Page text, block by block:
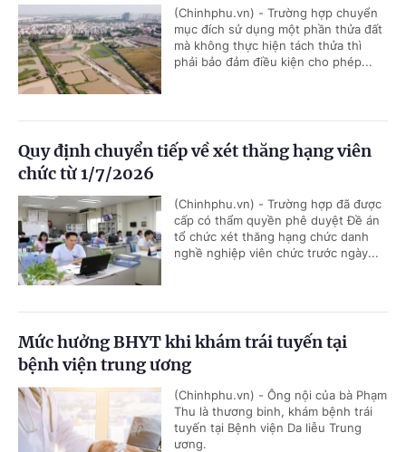
(Chinhphu.vn) - Trường hợp chuyển
mục đích sử dụng một phần thửa đất
mà không thực hiện tách thửa thì
phải bảo đảm điều kiện cho phép...
Quy định chuyển tiếp về xét thăng hạng viên
chức từ 1/7/2026
(Chinhphu.vn) - Trường hợp đã được
cấp có thẩm quyền phê duyệt Đề án
tổ chức xét thăng hạng chức danh
nghề nghiệp viên chức trước ngày...
Mức hưởng BHYT khi khám trái tuyến tại
bệnh viện trung ương
(Chinhphu.vn) - Ông nội của bà Phạm
Thu là thương binh, khám bệnh trái
tuyến tại Bệnh viện Da liễu Trung
ương.